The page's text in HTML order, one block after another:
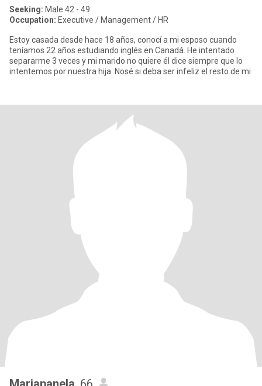
Seeking: Male 42 - 49
Occupation: Executive / Management / HR
Estoy casada desde hace 18 años, conocí a mi esposo cuando
teníamos 22 años estudiando inglés en Canadá. He intentado
separarme 3 veces y mi marido no quiere él dice siempre que lo
intentemos por nuestra hija. Nosé si deba ser infeliz el resto de mi